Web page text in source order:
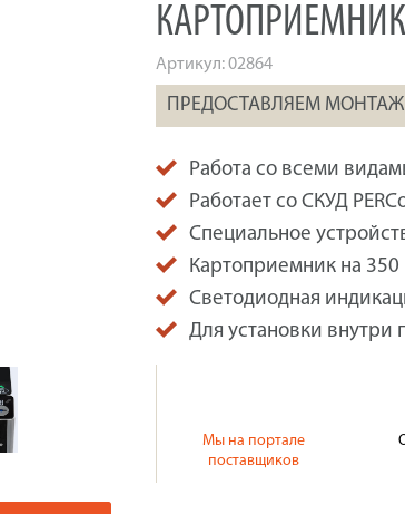
КАРТОПРИЕМНИК
Артикул:02864
ПРЕДОСТАВЛЯЕМ
Работа со всеми
Работает со СКУД
Специальное
Картоприемник на 350
Светодиодная
Для установки
Мы на портале
поставщиков